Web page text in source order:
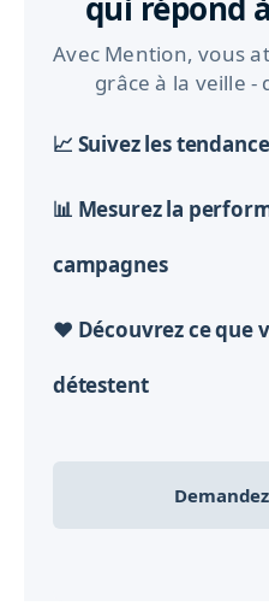
Avec Mention, vous
grâce à la veille -
📈 Suivez les
📊 Mesurez la
campagnes
❤️ Découvrez ce que
détestent